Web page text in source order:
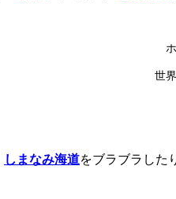
世
しまなみ海道をブラブラした